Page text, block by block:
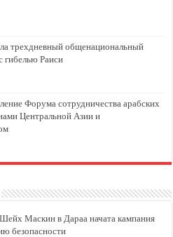
трехдневный общенациональный
гибелью Раиси
Форума сотрудничества арабских
Центральной Азии и
Маскин в Дараа начата кампания
безопасности